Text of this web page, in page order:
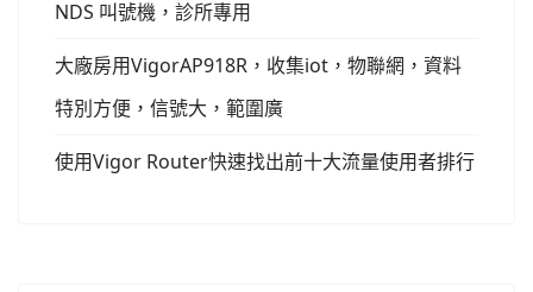
NDS 叫號機，診所專用
大廠房用VigorAP918R，收集iot，物聯網，資料
特別方便，信號大，範圍廣
使用Vigor Router快速找出前十大流量使用者排行